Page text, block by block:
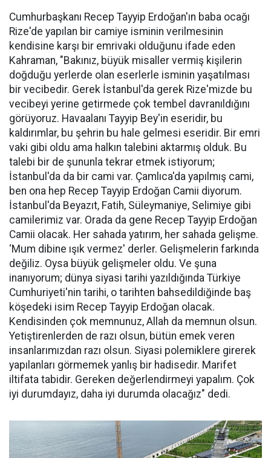
Cumhurbaşkanı Recep Tayyip Erdoğan'ın baba ocağı
Rize'de yapılan bir camiye isminin verilmesinin
kendisine karşı bir emrivaki olduğunu ifade eden
Kahraman, "Bakınız, büyük misaller vermiş kişilerin
doğduğu yerlerde olan eserlerle isminin yaşatılması
bir vecibedir. Gerek İstanbul'da gerek Rize'mizde bu
vecibeyi yerine getirmede çok tembel davranıldığını
görüyoruz. Havaalanı Tayyip Bey'in eseridir, bu
kaldırımlar, bu şehrin bu hale gelmesi eseridir. Bir emri
vaki gibi oldu ama halkın talebini aktarmış olduk. Bu
talebi bir de şununla tekrar etmek istiyorum;
İstanbul'da da bir cami var. Çamlıca'da yapılmış cami,
ben ona hep Recep Tayyip Erdoğan Camii diyorum.
İstanbul'da Beyazıt, Fatih, Süleymaniye, Selimiye gibi
camilerimiz var. Orada da gene Recep Tayyip Erdoğan
Camii olacak. Her sahada yatırım, her sahada gelişme.
‘Mum dibine ışık vermez' derler. Gelişmelerin farkında
değiliz. Oysa büyük gelişmeler oldu. Ve şuna
inanıyorum; dünya siyasi tarihi yazıldığında Türkiye
Cumhuriyeti'nin tarihi, o tarihten bahsedildiğinde baş
köşedeki isim Recep Tayyip Erdoğan olacak.
Kendisinden çok memnunuz, Allah da memnun olsun.
Yetiştirenlerden de razı olsun, bütün emek veren
insanlarımızdan razı olsun. Siyasi polemiklere girerek
yapılanları görmemek yanlış bir hadisedir. Marifet
iltifata tabidir. Gereken değerlendirmeyi yapalım. Çok
iyi durumdayız, daha iyi durumda olacağız" dedi.